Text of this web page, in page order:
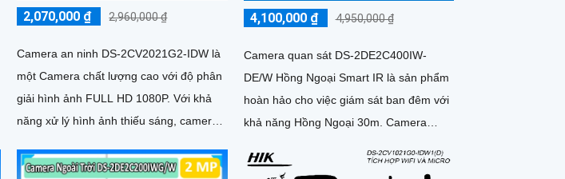
2,070,000 ₫ 2,960,000 ₫
Camera an ninh DS-2CV2021G2-IDW là
một Camera chất lượng cao với độ phân
giải hình ảnh FULL HD 1080P. Với khả
năng xử lý hình ảnh thiếu sáng, camera
sắc nét ngay cả trong điều kiện ánh sáng
4,100,000 ₫ 4,950,000 ₫
Camera quan sát DS-2DE2C400IW-
DE/W Hồng Ngoại Smart IR là sản phẩm
hoàn hảo cho việc giám sát ban đêm với
khả năng Hồng Ngoại 30m. Camera
khả năng xoay 360 độ